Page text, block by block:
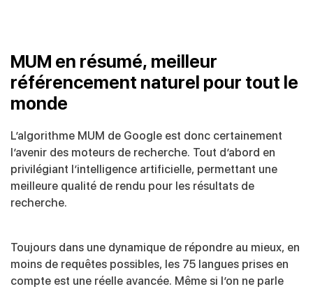
MUM en résumé, meilleur
référencement naturel pour tout le
monde
L’algorithme MUM de Google est donc certainement
l’avenir des moteurs de recherche. Tout d’abord en
privilégiant l’intelligence artificielle, permettant une
meilleure qualité de rendu pour les résultats de
recherche.
Toujours dans une dynamique de répondre au mieux, en
moins de requêtes possibles, les 75 langues prises en
compte est une réelle avancée. Même si l’on ne parle